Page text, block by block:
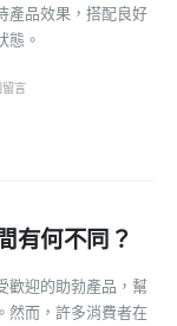
產品效果，搭配良好
態。
言
有何不同？
歡迎的助勃產品，幫
然而，許多消費者在